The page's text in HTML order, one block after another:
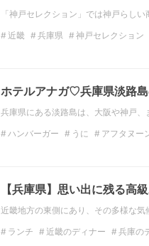
「神戸セレクション」では神戸らし
近畿 兵庫県 神戸セレクション
ホテルアナガ♡兵庫県淡路
兵庫県にある淡路島は、大阪や神戸
ハンバーガー うに アフタヌー
【兵庫県】思い出に残る高
近畿地方の東側にあり、その多様な
ランチ 近畿のディナー 兵庫の